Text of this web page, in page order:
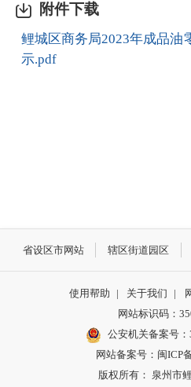
附件下载
鲤城区商务局2023年成品油
示.pdf
省设区市网站 辖区街道园区
使用帮助 | 关于我们 |
网站标识码：
公安机关备案号：
网站备案号：闽ICP
版权所有： 泉州市